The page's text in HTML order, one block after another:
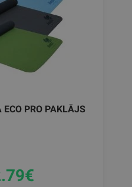
ECO PRO PAKLĀJS
€